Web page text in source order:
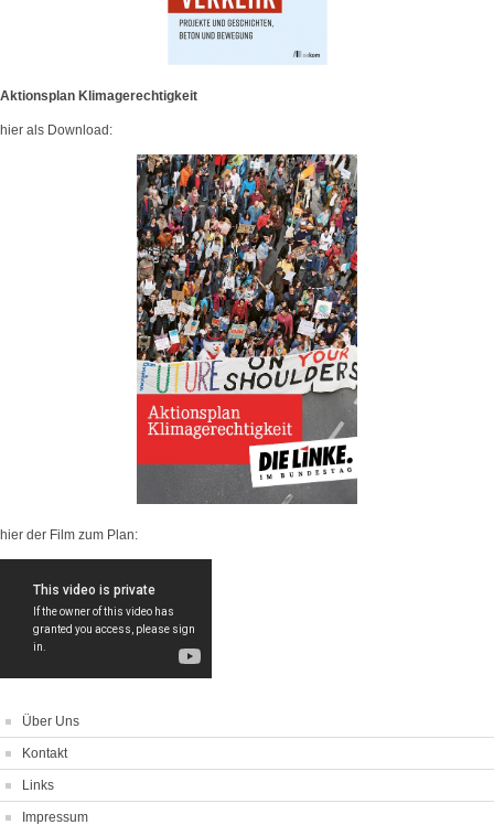
Aktionsplan Klimagerechtigkeit
hier als Download:
hier der Film zum Plan:
Über Uns
Kontakt
Links
Impressum